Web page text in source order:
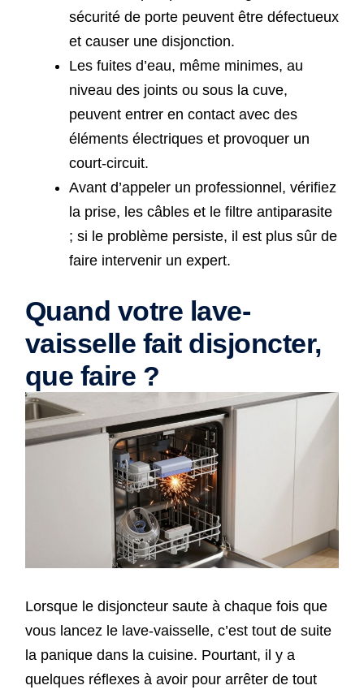
sécurité de porte peuvent être défectueux
et causer une disjonction.
Les fuites d’eau, même minimes, au
niveau des joints ou sous la cuve,
peuvent entrer en contact avec des
éléments électriques et provoquer un
court-circuit.
Avant d’appeler un professionnel, vérifiez
la prise, les câbles et le filtre antiparasite
; si le problème persiste, il est plus sûr de
faire intervenir un expert.
Quand votre lave-
vaisselle fait disjoncter,
que faire ?
Lorsque le disjoncteur saute à chaque fois que
vous lancez le lave-vaisselle, c’est tout de suite
la panique dans la cuisine. Pourtant, il y a
quelques réflexes à avoir pour arrêter de tout